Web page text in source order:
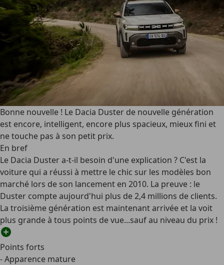
Bonne nouvelle ! Le Dacia Duster de nouvelle génération
est encore, intelligent, encore plus spacieux, mieux fini et
ne touche pas à son petit prix.
En bref
Le Dacia Duster a-t-il besoin d'une explication ? C'est la
voiture qui a réussi à mettre le chic sur les modèles bon
marché lors de son lancement en 2010. La preuve : le
Duster compte aujourd'hui plus de 2,4 millions de clients.
La troisième génération est maintenant arrivée et la voit
plus grande à tous points de vue...sauf au niveau du prix !
Points forts
- Apparence mature